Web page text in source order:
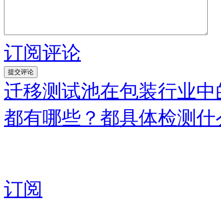
订阅评论
迁移测试池在包装行业
都有哪些？都具体检测
订阅